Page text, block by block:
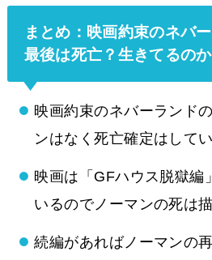
まとめ：映画約束のネバ
最後は死亡？生きてるの
映画約束のネバーランド
ンはなく死亡確定はして
映画は「GFハウス脱獄編
いるのでノーマンの死は
続編があればノーマンの